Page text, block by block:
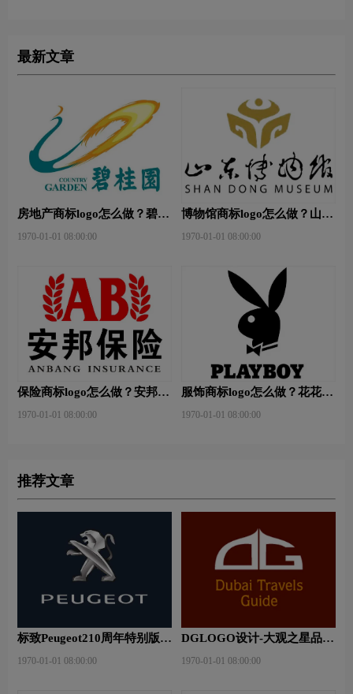
最新文章
房地产商标logo怎么做？碧桂
1970-01-01 08:00:00
博物馆商标logo怎么做？山东
logo设计
1970-01-01 08:00:00
保险商标logo怎么做？安邦保
1970-01-01 08:00:00
服饰商标logo怎么做？花花公
1970-01-01 08:00:00
推荐文章
标致Peugeot210周年特别版新
1970-01-01 08:00:00
DGLOGO设计-大观之星品牌
1970-01-01 08:00:00